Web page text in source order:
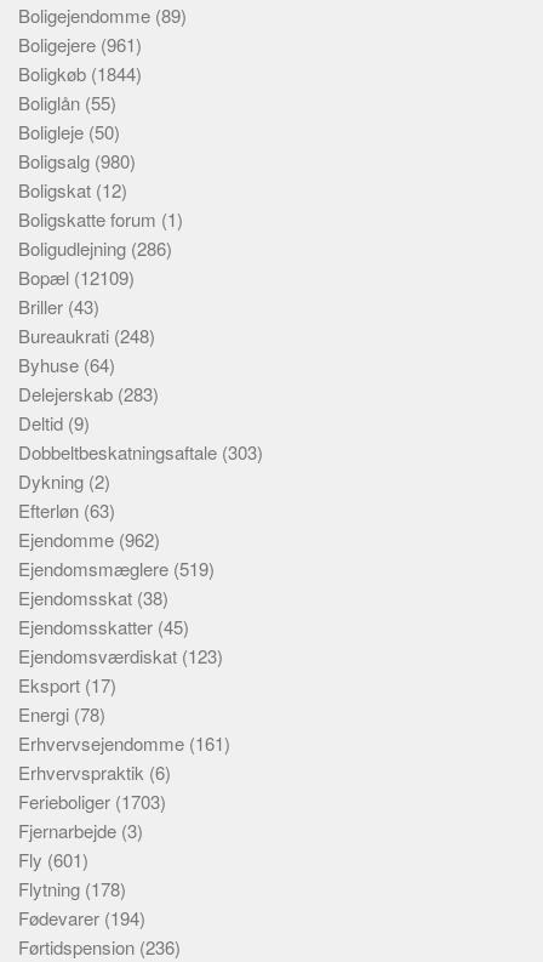
Boligejendomme (89)
Boligejere (961)
Boligkøb (1844)
Boliglån (55)
Boligleje (50)
Boligsalg (980)
Boligskat (12)
Boligskatte forum (1)
Boligudlejning (286)
Bopæl (12109)
Briller (43)
Bureaukrati (248)
Byhuse (64)
Delejerskab (283)
Deltid (9)
Dobbeltbeskatningsaftale (303)
Dykning (2)
Efterløn (63)
Ejendomme (962)
Ejendomsmæglere (519)
Ejendomsskat (38)
Ejendomsskatter (45)
Ejendomsværdiskat (123)
Eksport (17)
Energi (78)
Erhvervsejendomme (161)
Erhvervspraktik (6)
Ferieboliger (1703)
Fjernarbejde (3)
Fly (601)
Flytning (178)
Fødevarer (194)
Førtidspension (236)